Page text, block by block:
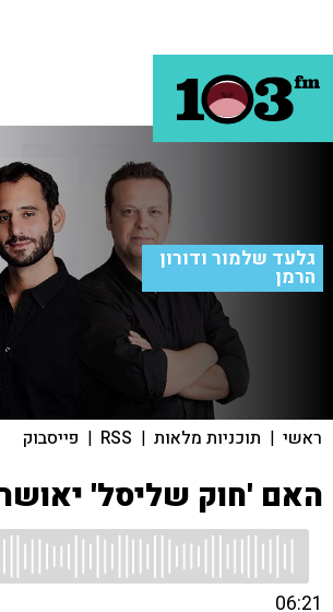
גלעד שלמור ודורון
הרמן
ראשי | תוכניות מלאות |
RSS
| פייסבוק
האם 'חוק שליסל'
06:21